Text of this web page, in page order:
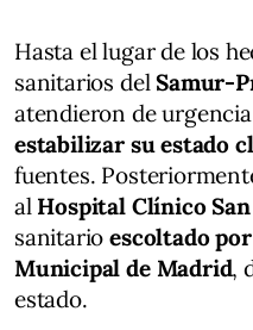
Hasta el lugar de los
sanitarios delSamur-
atendieron de
estabilizar su estado
fuentes.
al Hospital Clínico
sanitarioescoltado
Municipal de Madrid,
estado.